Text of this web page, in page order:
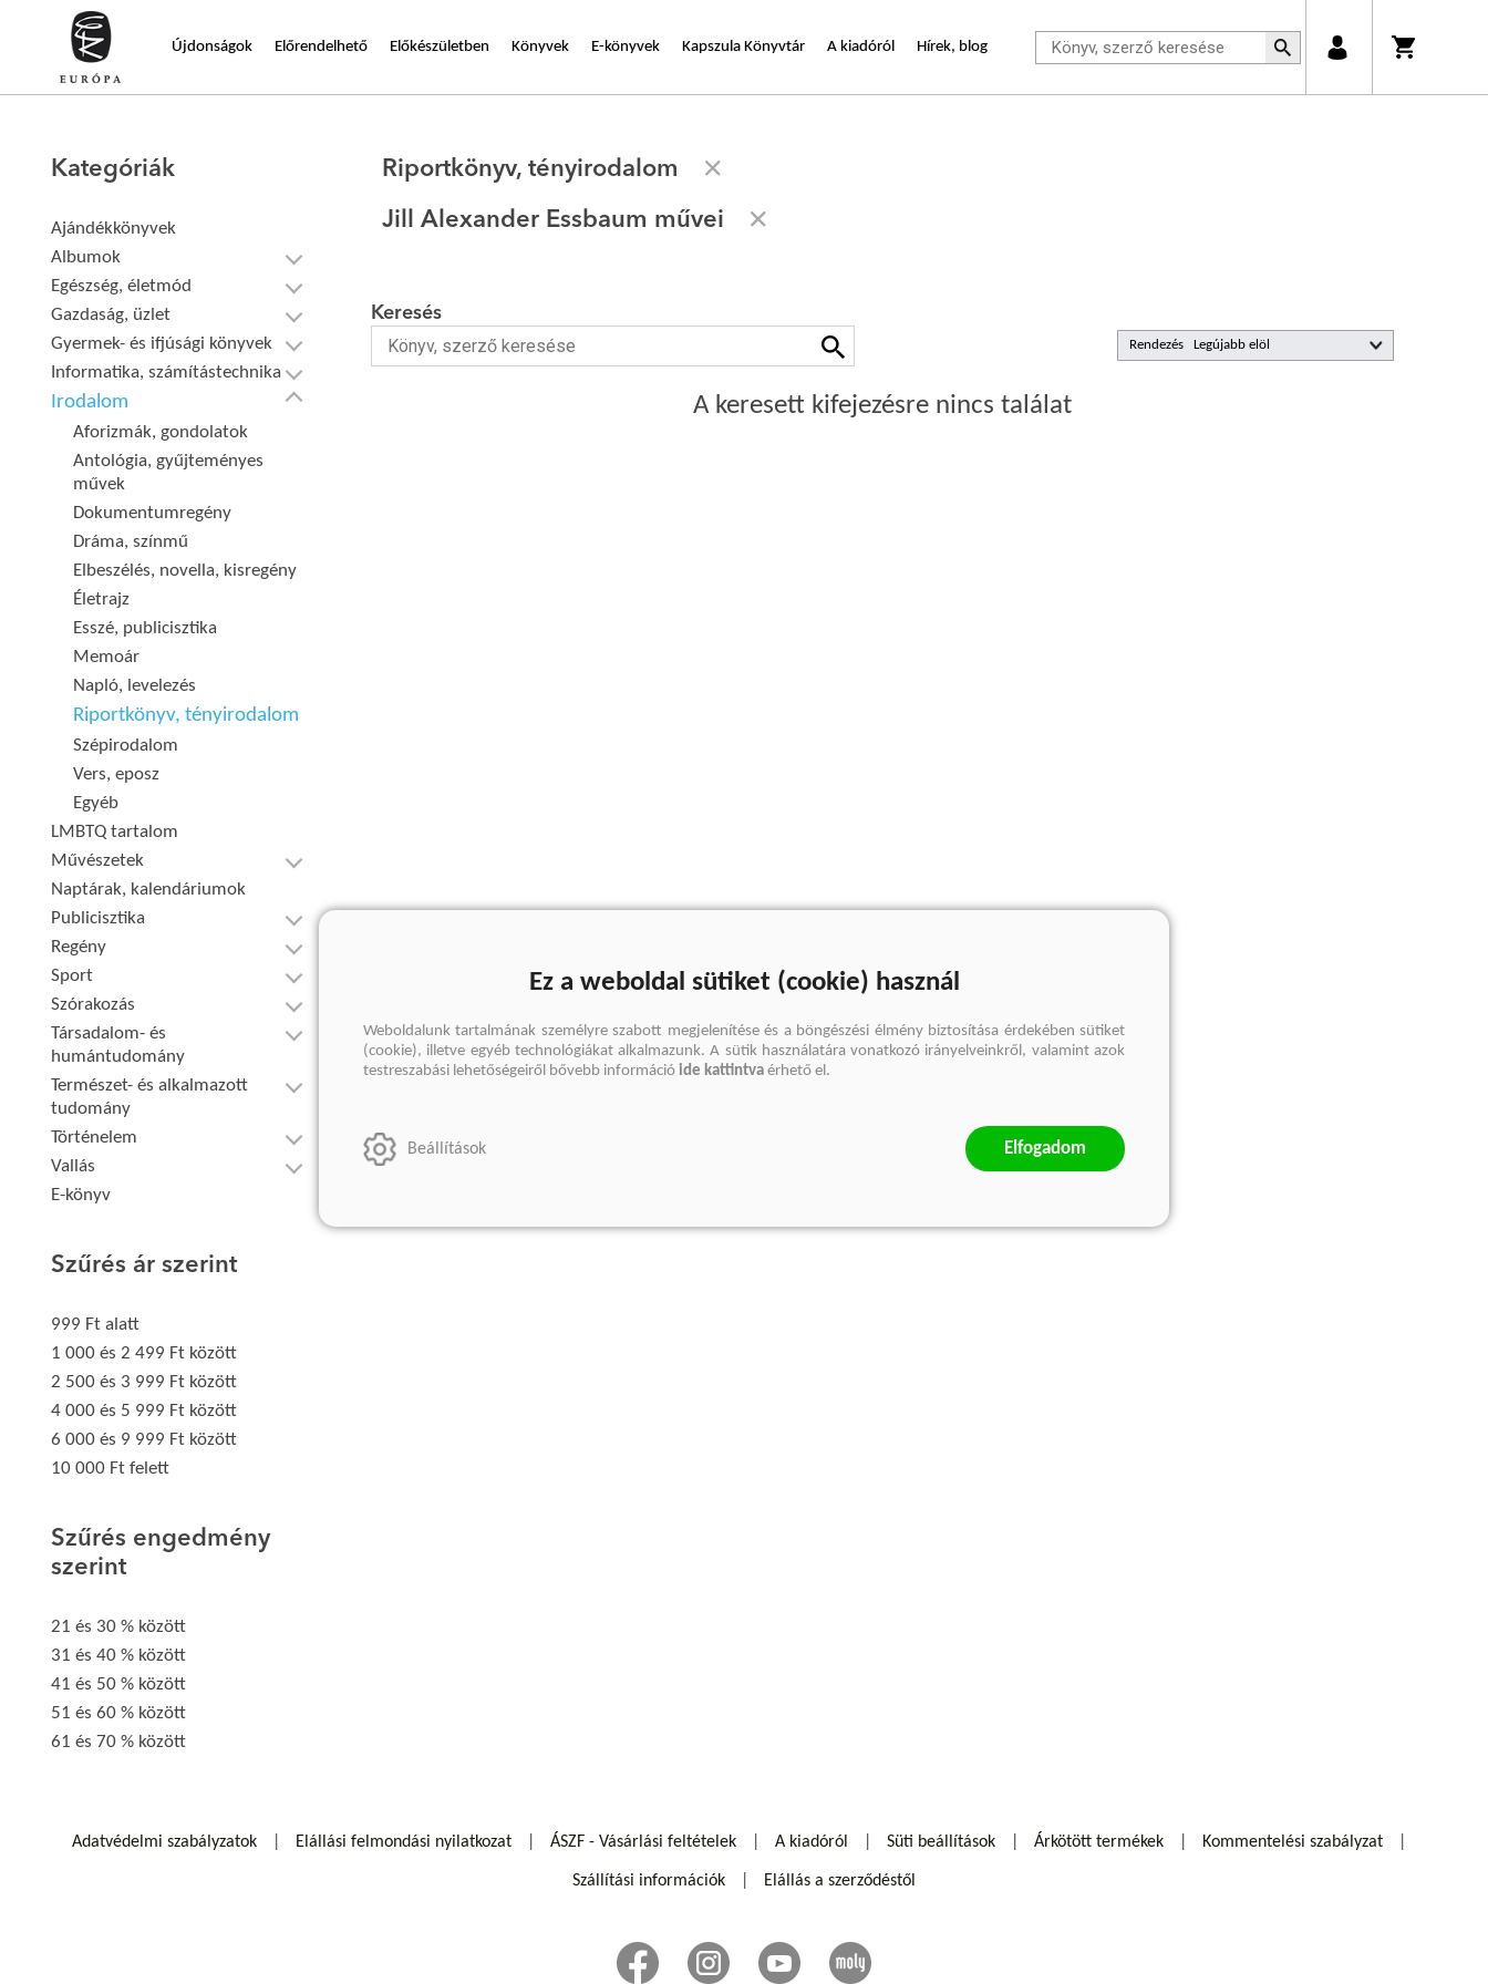
Újdonságok Előrendelhető Előkészületben Könyvek E-könyvek Kapszula Könyvtár A kiadóról Hírek, blog
Kategóriák
Ajándékkönyvek
Albumok
Egészség, életmód
Gazdaság, üzlet
Gyermek- és ifjúsági könyvek
Informatika, számítástechnika
Irodalom
Aforizmák, gondolatok
Antológia, gyűjteményes
művek
Dokumentumregény
Dráma, színmű
Elbeszélés, novella, kisregény
Életrajz
Esszé, publicisztika
Memoár
Napló, levelezés
Riportkönyv, tényirodalom
Szépirodalom
Vers, eposz
Egyéb
LMBTQ tartalom
Művészetek
Naptárak, kalendáriumok
Publicisztika
Regény
Sport
Szórakozás
Társadalom- és
humántudomány
Természet- és alkalmazott
tudomány
Történelem
Vallás
E-könyv
Szűrés ár szerint
999 Ft alatt
1 000 és 2 499 Ft között
2 500 és 3 999 Ft között
4 000 és 5 999 Ft között
6 000 és 9 999 Ft között
10 000 Ft felett
Szűrés engedmény
szerint
21 és 30 % között
31 és 40 % között
41 és 50 % között
51 és 60 % között
61 és 70 % között
Riportkönyv, tényirodalom
Jill Alexander Essbaum művei
Rendezés
Keresés
A keresett kifejezésre nincs találat
Adatvédelmi szabályzatok Elállási felmondási nyilatkozat ÁSZF - Vásárlási feltételek A kiadóról Süti beállítások Árkötött termékek Kommentelési szabályzat
Szállítási információk Elállás a szerződéstől
Ez a weboldal sütiket (cookie) használ
Weboldalunk tartalmának személyre szabott megjelenítése és a böngészési élmény biztosítása érdekében sütiket
(cookie), illetve egyéb technológiákat alkalmazunk. A sütik használatára vonatkozó irányelveinkről, valamint azok
testreszabási lehetőségeiről bővebb információ ide kattintva érhető el.
Beállítások Elfogadom